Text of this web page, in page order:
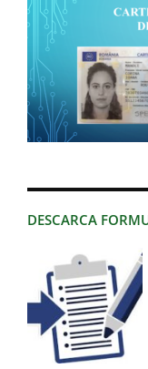
DESCARCA